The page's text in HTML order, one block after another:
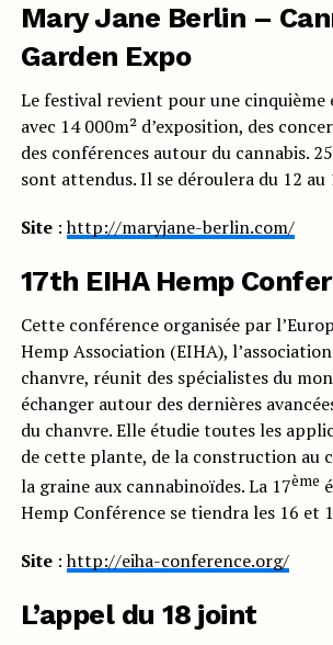
Mary Jane Berlin –
Garden Expo
Le festival revient pour une
avec 14 000m² d’exposition, des
des conférences autour du cannabis.
sont attendus. Il se déroulera du 12 au
Site:http://maryjane-berlin.com/
17th EIHA Hemp
Cette conférence organisée par
Hemp Association (EIHA),
chanvre, réunit des spécialistes du
échanger autour des dernières
du chanvre. Elle étudie toutes les
de cette plante, de la construction au
la graine aux cannabinoïdes. La 17ème
Hemp Conférence se tiendra les 16 et
Site :http://eiha-conference.org/
L’appel du 18 joint